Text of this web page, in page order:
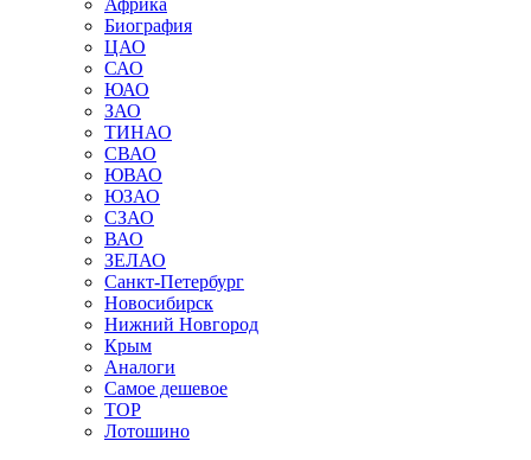
Африка
Биография
ЦАО
САО
ЮАО
ЗАО
ТИНАО
СВАО
ЮВАО
ЮЗАО
СЗАО
ВАО
ЗЕЛАО
Санкт-Петербург
Новосибирск
Нижний Новгород
Крым
Аналоги
Самое дешевое
TOP
Лотошино